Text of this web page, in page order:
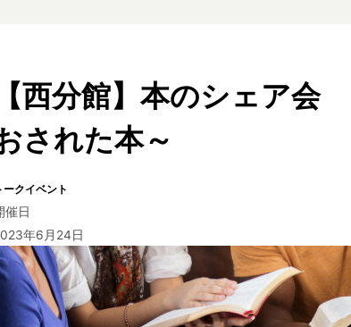
【西分館】本のシェア
された本～
ークイベント
催日
年6月24日